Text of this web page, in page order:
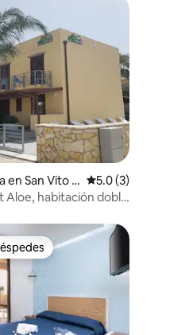
36 reseñas
en San Vito L
Calificación
5.0 (3)
Aloe, habitación doble